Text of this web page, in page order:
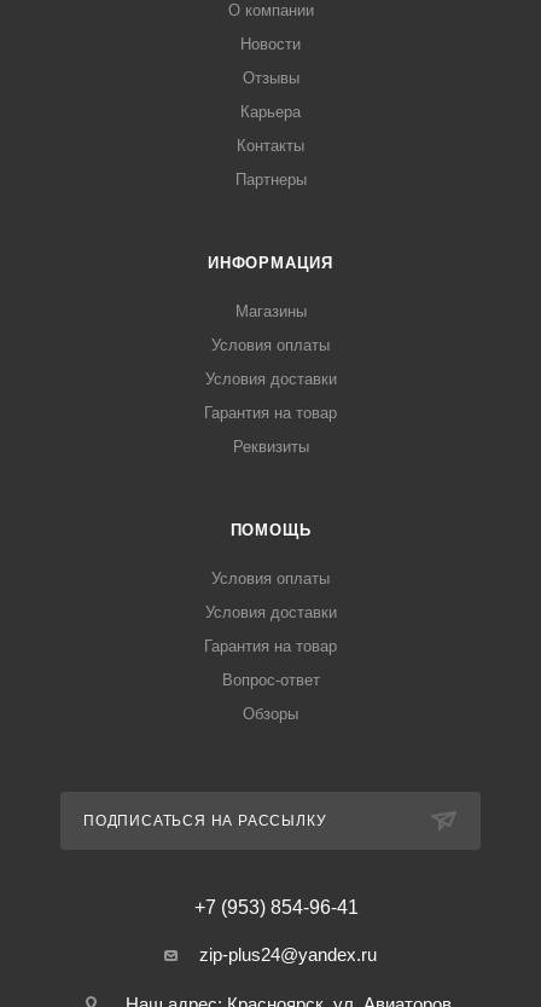
О компании
Новости
Отзывы
Карьера
Контакты
Партнеры
ИНФОРМАЦИЯ
Магазины
Условия оплаты
Условия доставки
Гарантия на товар
Реквизиты
ПОМОЩЬ
Условия оплаты
Условия доставки
Гарантия на товар
Вопрос-ответ
Обзоры
ПОДПИСАТЬСЯ НА РАССЫЛКУ
+7 (953) 854-96-41
zip-plus24@yandex.ru